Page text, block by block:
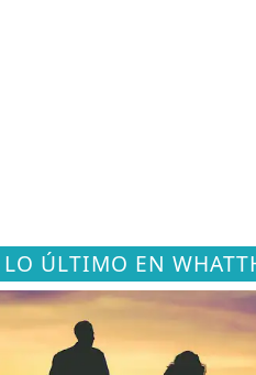
LO ÚLTIMO EN